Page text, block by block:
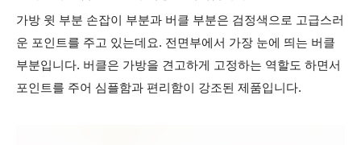
가방 윗 부분 손잡이 부분과 버클 부분은 검정색으로 고급스러
운 포인트를 주고 있는데요. 전면부에서 가장 눈에 띄는 버클
부분입니다. 버클은 가방을 견고하게 고정하는 역할도 하면서
포인트를 주어 심플함과 편리함이 강조된 제품입니다.